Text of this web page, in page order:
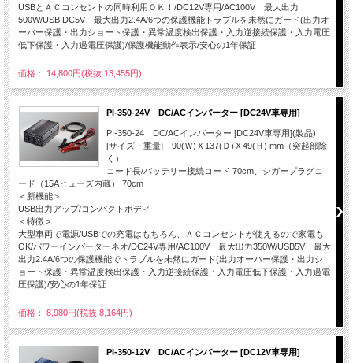
USBとＡＣコンセントの同時利用ＯＫ！/DC12V専用/AC100V 最大出力
500W/USB DC5V 最大出力2.4A/6つの保護機能トラブルを未然にガード(出力オ
ーバー保護・出力ショート保護・異常温度検出保護・入力逆接続保護・入力電圧
低下保護・入力過電圧保護)/保護機能動作表示/安心の1年保証
価格： 14,800円(税抜 13,455円)
PI-350-24V DC/ACインバーター [DC24V車専用]
PI-350-24 DC/ACインバーター [DC24V車専用](製品)
[サイズ・重量] 90(Ｗ)Ｘ137(Ｄ)Ｘ49(Ｈ) mm（突起部除
く）
コード長/バッテリー接続コード 70cm、シガープラグコ
ード（15Aヒューズ内蔵） 70cm
＜新機能＞
USB出力アップ/コンパクトボディ
＜特徴＞
大型車両で電源/USBでの充電はもちろん、ＡＣコンセントが使えるので家電も
OK/パワーインバーターネオ/DC24V専用/AC100V 最大出力350W/USB5V 最大
出力2.4A/6つの保護機能でトラブルを未然にガード(出力オーバー保護・出力シ
ョート保護・異常温度検出保護・入力逆接続保護・入力電圧低下保護・入力過電
圧保護)/安心の1年保証
価格： 8,980円(税抜 8,164円)
PI-350-12V DC/ACインバーター [DC12V車専用]